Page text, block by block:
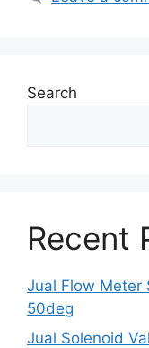
Search
Recent
Jual Flow Meter
50deg
Jual Solenoid